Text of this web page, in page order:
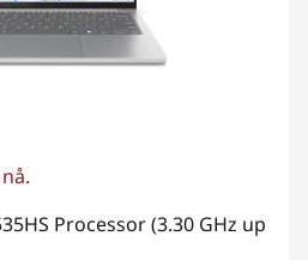
Processor (3.30 GHz up